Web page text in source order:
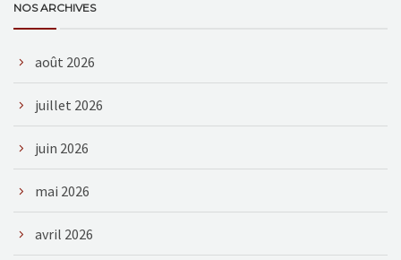
NOS ARCHIVES
août 2026
juillet 2026
juin 2026
mai 2026
avril 2026